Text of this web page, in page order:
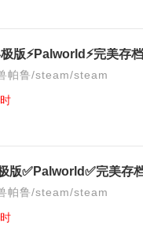
帕鲁/steam/steam
版✅Palworld✅完美存
帕鲁/steam/steam